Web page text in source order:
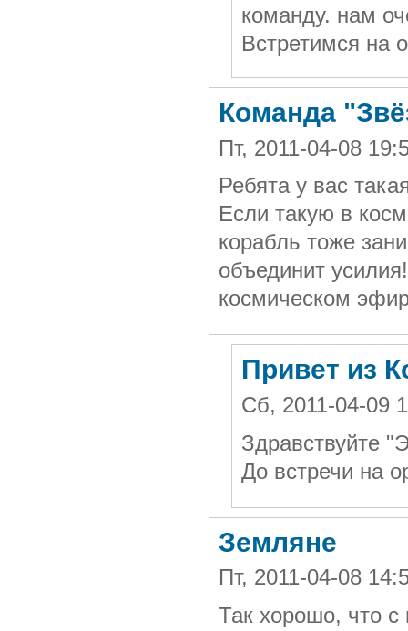
команду. нам
Встретимся на
Команда
Пт, 2011-04-08
Ребята у вас
Если такую в
корабль тоже
объединит
космическом
Привет из
Сб, 2011-04-09
Здравствуйте
До встречи на
Земляне
Пт, 2011-04-08
Так хорошо, что